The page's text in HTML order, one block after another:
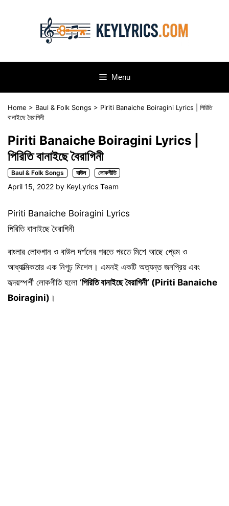
Menu
Home > Baul & Folk Songs > Piriti Banaiche Boiragini Lyrics | পিরিতি
বানাইছে বৈরাগিনী
Piriti Banaiche Boiragini Lyrics |
পিরিতি বানাইছে বৈরাগিনী
Baul & Folk Songs বাউল লোকগীতি
April 15, 2022 by KeyLyrics Team
Piriti Banaiche Boiragini Lyrics
পিরিতি বানাইছে বৈরাগিনী
বাংলার লোকগান ও বাউল দর্শনের পরতে পরতে মিশে আছে প্রেম ও
আধ্যাত্মিকতার এক নিগূঢ় মিশেল। এমনই একটি অত্যন্ত জনপ্রিয় এবং
হৃদয়স্পর্শী লোকগীতি হলো ‘পিরিতি বানাইছে বৈরাগিনী’ (Piriti Banaiche
Boiragini) ।